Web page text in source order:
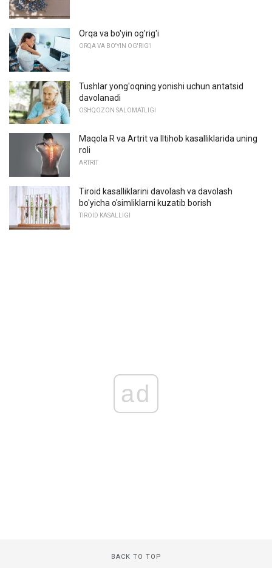
Orqa va bo'yin og'rig'i
ORQA VA BO'YIN OG'RIG'I
Tushlar yong'oqning yonishi uchun antatsid
davolanadi
OSHQOZON SALOMATLIGI
Maqola R va Artrit va Iltihob kasalliklarida uning
roli
ARTRIT
Tiroid kasalliklarini davolash va davolash
bo'yicha o'simliklarni kuzatib borish
TIROID KASALLIGI
ad
BACK TO TOP